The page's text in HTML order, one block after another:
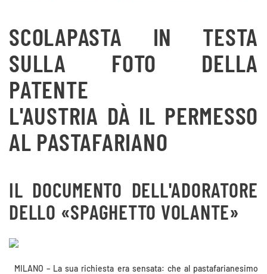
SCOLAPASTA IN TESTA
SULLA FOTO DELLA
PATENTE
L'AUSTRIA DÀ IL PERMESSO
AL PASTAFARIANO
IL DOCUMENTO DELL'ADORATORE
DELLO «SPAGHETTO VOLANTE»
MILANO – La sua richiesta era sensata: che al pastafarianesimo